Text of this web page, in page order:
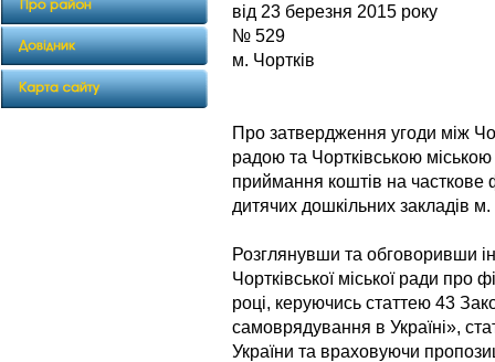
від 23
№ 529
м. Чортків
Про затвердження угоди між
радою та Чортківською
приймання коштів на часткове
дитячих дошкільних закладів
Розглянувши та обговоривши
Чортківської міської ради про
році, керуючись статтею 43
самоврядування в Україні»,
України та враховуючи